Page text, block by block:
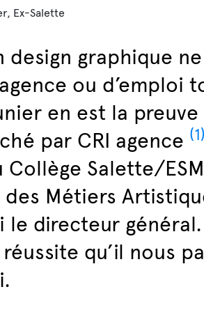
design graphique
ou d’emploi
en est la
par CRI agence (1)
Collège Salette/
des Métiers
le directeur
qu’il nous